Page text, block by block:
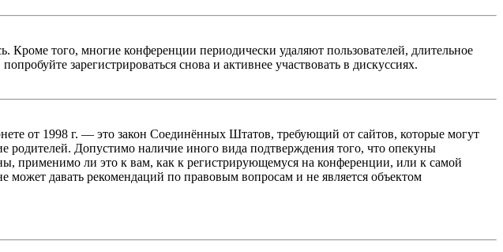
того, многие конференции периодически удаляют пользователей, длительное
зарегистрироваться снова и активнее участвовать в дискуссиях.
от 1998 г. — это закон Соединённых Штатов, требующий от сайтов, которые могут
родителей. Допустимо наличие иного вида подтверждения того, что опекуны
применимо ли это к вам, как к регистрирующемуся на конференции, или к самой
давать рекомендаций по правовым вопросам и не является объектом